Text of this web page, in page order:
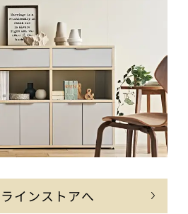
インストアへ